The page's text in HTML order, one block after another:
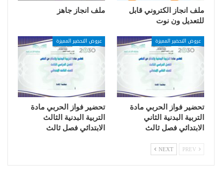
ملف انجاز الكتروني قابل
للتعديل ون نوت
ملف انجاز جاهز
عروض التحضير المميزة
تحضير فواز الحربي مادة
التربية البدنية الثاني
الابتدائي فصل ثالث
عروض التحضير المميزة
تحضير فواز الحربي مادة
التربية البدنية الثالث
الابتدائي فصل ثالث
NEXT